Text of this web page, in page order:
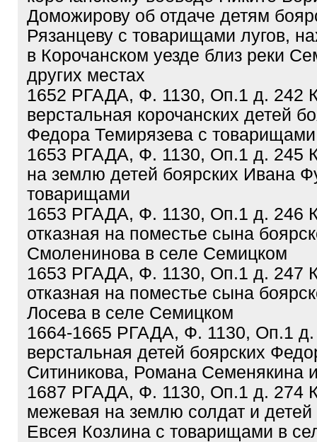
Доможирову об отдаче детям
Рязанцеву с товарищами лугов,
в Корочанском уезде близ реки
других местах
1652 РГАДА, Ф. 1130, Оп.1 д. 242
верстальная корочанских детей
Федора Темирязева с товарищами
1653 РГАДА, Ф. 1130, Оп.1 д. 245
на землю детей боярских Ивана
товарищами
1653 РГАДА, Ф. 1130, Оп.1 д. 246
отказная на поместье сына
Смоленинова в селе Семицком
1653 РГАДА, Ф. 1130, Оп.1 д. 247
отказная на поместье сына
Лосева в селе Семицком
1664-1665 РГАДА, Ф. 1130, Оп.1 д.
верстальная детей боярских
Ситиникова, Романа Семенякина
1687 РГАДА, Ф. 1130, Оп.1 д. 274
межевая на землю солдат и детей
Евсея Козлина с товарищами в